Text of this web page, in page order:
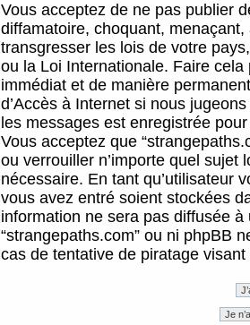
Vous acceptez de ne pas publier
diffamatoire, choquant,
transgresser les lois de votre
ou la Loi Internationale. Faire
immédiat et de manière
d’Accès à Internet si nous
les messages est enregistrée
Vous acceptez que
ou verrouiller n’importe quel sujet
nécessaire. En tant qu’utilisateur
vous avez entré soient stockées
information ne sera pas diffusée
“strangepaths.com” ou ni phpBB
cas de tentative de piratage